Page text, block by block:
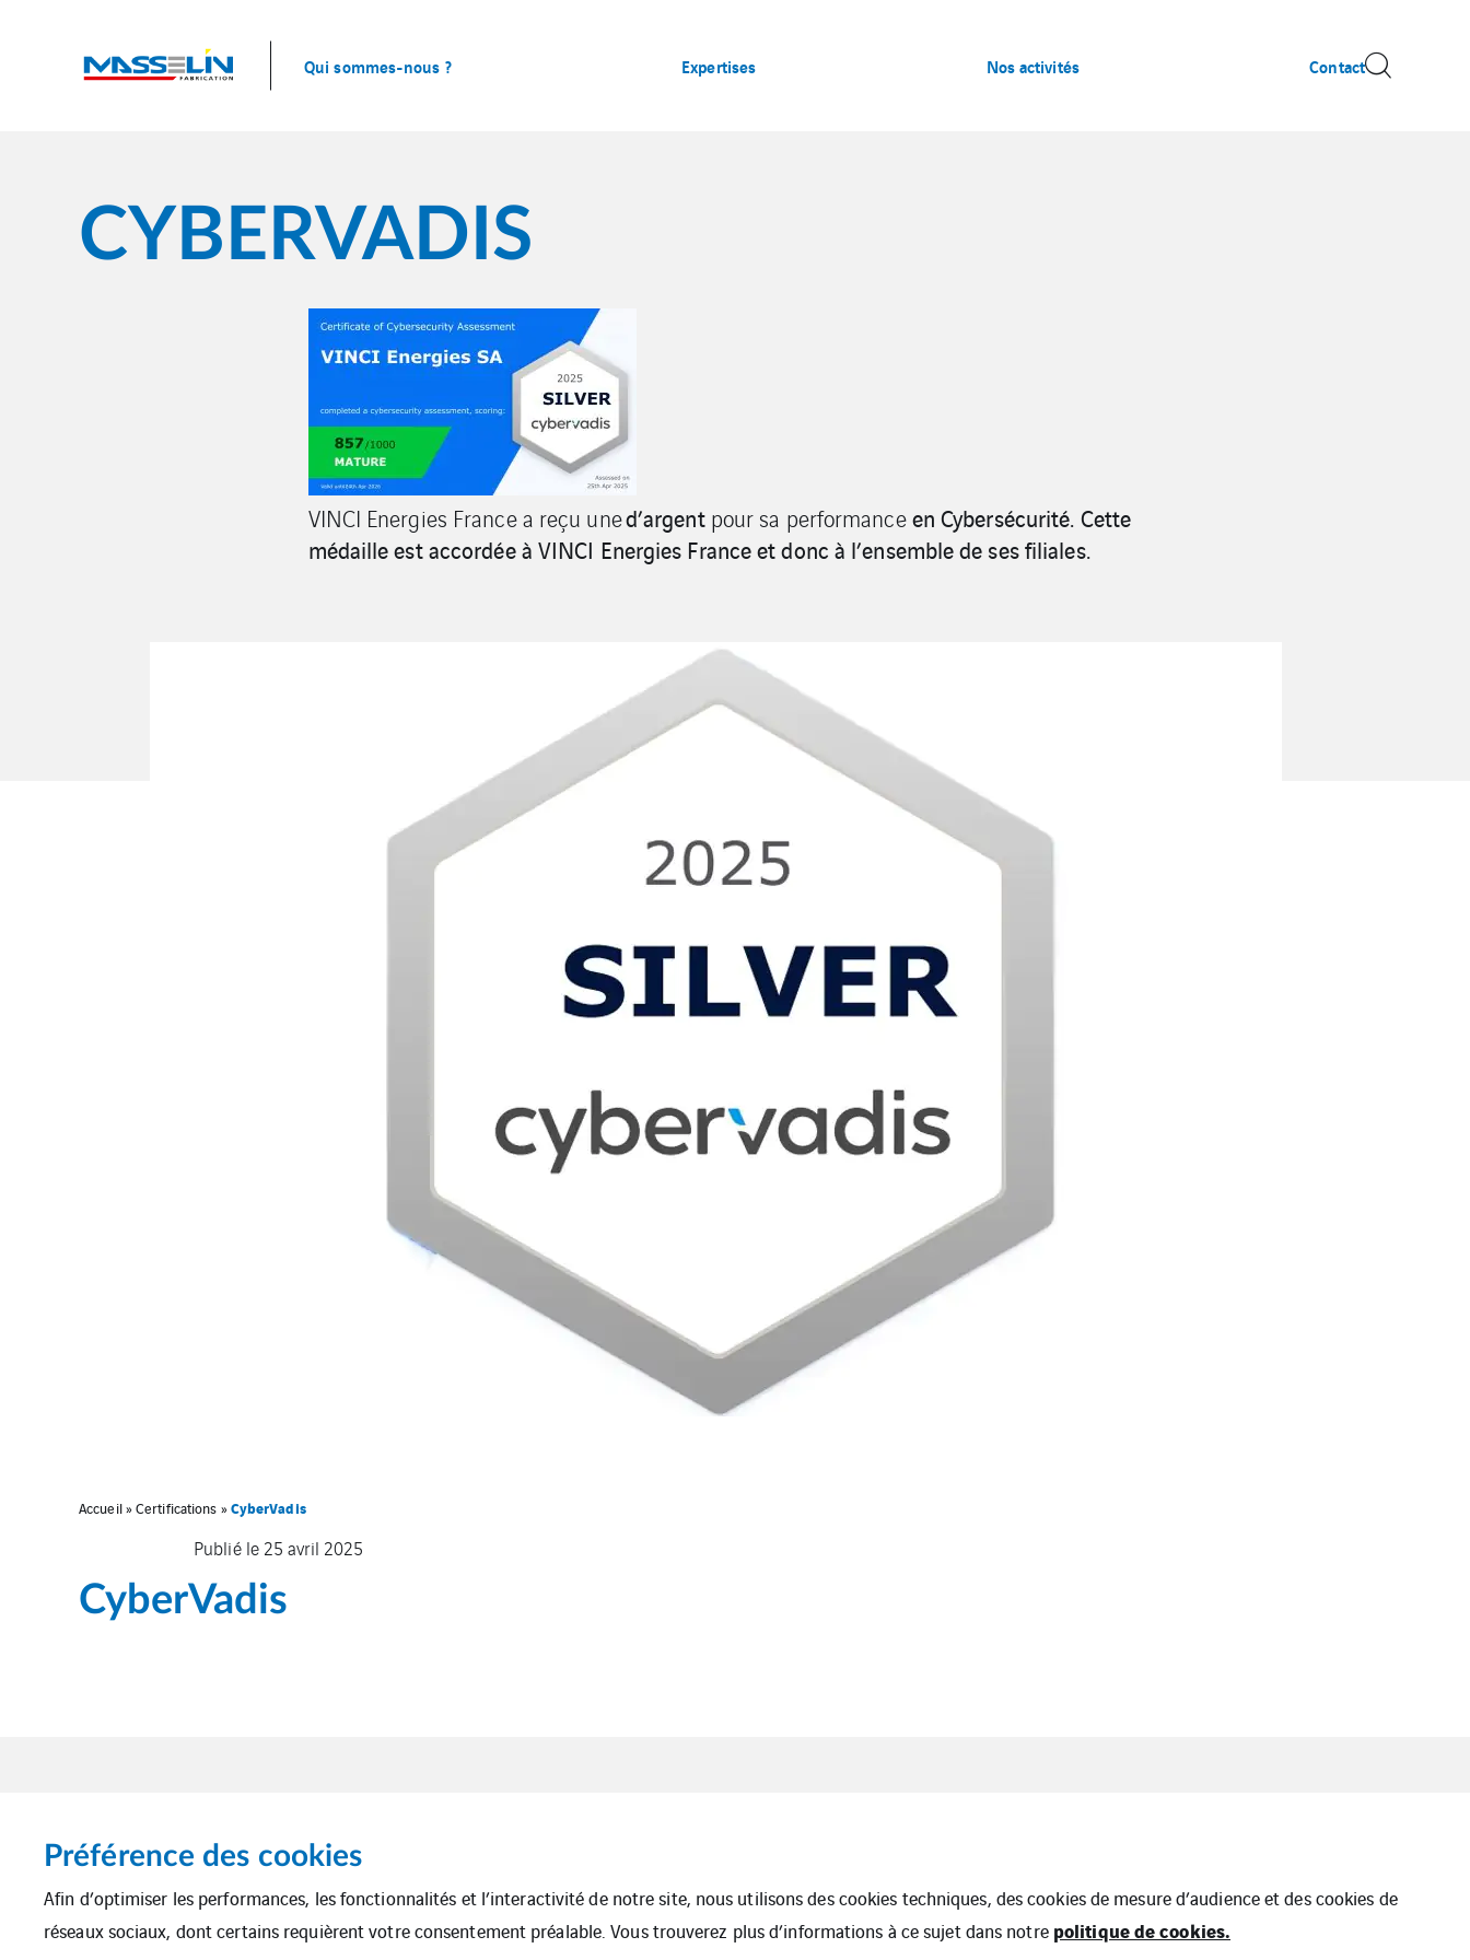
Qui sommes-nous ? Expertises Nos activités Contact
CYBERVADIS
VINCI Energies France a reçu uned’argent pour sa performanceen Cybersécurité. Cette
médaille est accordée à VINCI Energies France et donc à l’ensemble de ses filiales.
Accueil»Certifications »CyberVadis
Publié le 25 avril 2025
CyberVadis
Préférence des cookies
Afin d’optimiser les performances, les fonctionnalités et l’interactivité de notre site, nous utilisons des cookies techniques, des cookies de mesure d’audience et des cookies de
réseaux sociaux, dont certains requièrent votre consentement préalable. Vous trouverez plus d’informations à ce sujet dans notre politique de cookies.